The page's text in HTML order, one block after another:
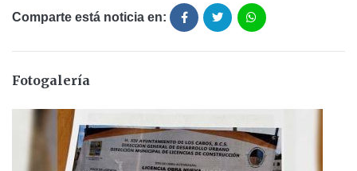
Comparte está noticia en:
Fotogalería